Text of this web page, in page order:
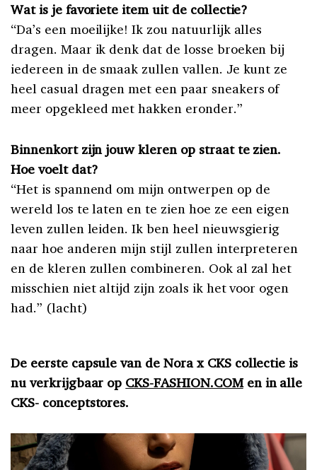
Wat is je favoriete item uit de collectie?
“Da’s een moeilijke! Ik zou natuurlijk alles
dragen. Maar ik denk dat de losse broeken bij
iedereen in de smaak zullen vallen. Je kunt ze
heel casual dragen met een paar sneakers of
meer opgekleed met hakken eronder.”
Binnenkort zijn jouw kleren op straat te zien.
Hoe voelt dat?
“Het is spannend om mijn ontwerpen op de
wereld los te laten en te zien hoe ze een eigen
leven zullen leiden. Ik ben heel nieuwsgierig
naar hoe anderen mijn stijl zullen interpreteren
en de kleren zullen combineren. Ook al zal het
misschien niet altijd zijn zoals ik het voor ogen
had.” (lacht)
De eerste capsule van de Nora x CKS collectie is
nu verkrijgbaar op CKS-FASHION.COMen in alle
CKS- conceptstores.